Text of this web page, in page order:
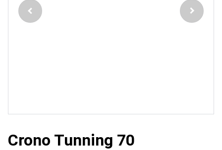
Crono Tunning 70